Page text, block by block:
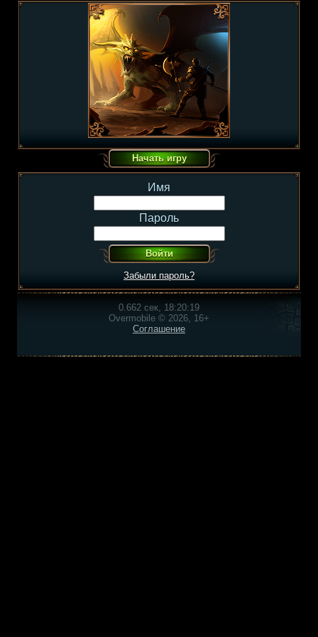
Имя
Пароль
Забыли пароль?
0.662 сек, 18:20:19
Overmobile © 2026, 16+
Соглашение